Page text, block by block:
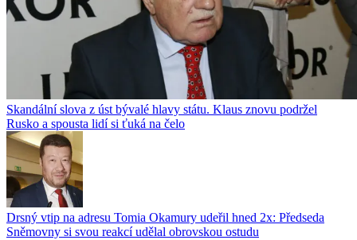
Skandální slova z úst bývalé hlavy státu. Klaus znovu podržel
Rusko a spousta lidí si ťuká na čelo
Drsný vtip na adresu Tomia Okamury udeřil hned 2x: Předseda
Sněmovny si svou reakcí udělal obrovskou ostudu